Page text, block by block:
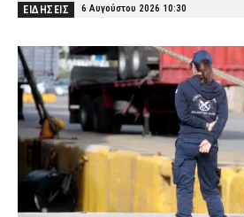
ΕΙΔΗΣΕΙΣ 6 Αυγούστου 2026 10:30
δίπλωμα και ενεπλάκη σε τροχαίο
ΑΣΤΥΝΟΜΙΑ 6 Αυγούστου 2026 10:17
Επεισόδιο σε νυχτερινό κέντρο στο
ξυλοκόπησαν και λήστεψαν γυναίκα –
ΕΛ.ΑΣ.
ΑΣΤΥΝΟΜΙΑ 6 Αυγούστου 2026 10:03
Ηράκλειο: Συνελήφθη 73χρονος για